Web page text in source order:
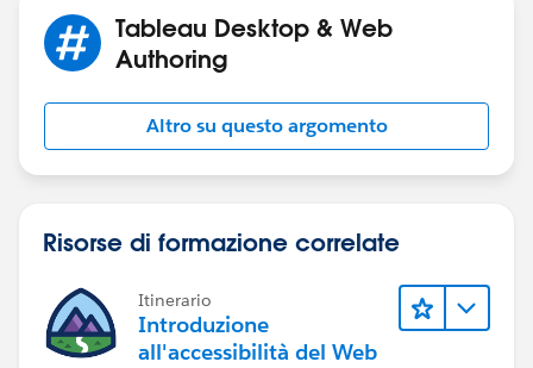
Tableau Desktop & Web
Authoring
Altro su questo argomento
Risorse di formazione correlate
Itinerario
Introduzione
all'accessibilità del Web